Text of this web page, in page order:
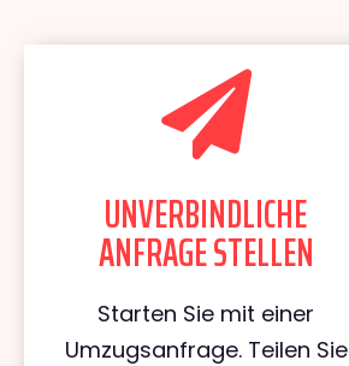
UNVERBINDLICHE
ANFRAGE STELLEN
Starten Sie mit einer
Umzugsanfrage. Teilen Sie